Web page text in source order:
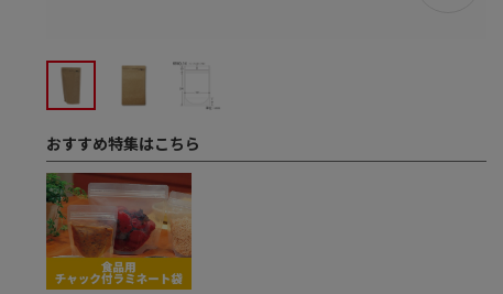
おすすめ特集はこちら